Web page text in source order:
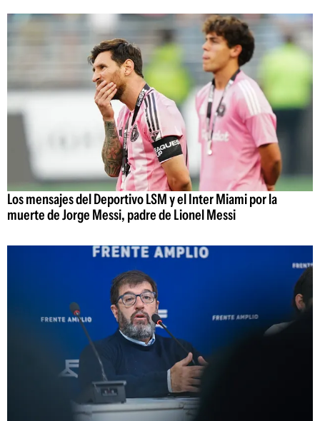
Los mensajes del Deportivo LSM y el Inter Miami por la
muerte de Jorge Messi, padre de Lionel Messi